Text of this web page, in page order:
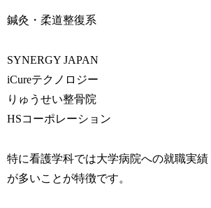
鍼灸・柔道整復系
SYNERGY JAPAN
iCureテクノロジー
りゅうせい整骨院
HSコーポレーション
特に看護学科では大学病院への就職実績
が多いことが特徴です。